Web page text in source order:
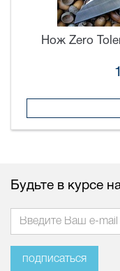
Нож Zero
Будьте в курсе
подписаться